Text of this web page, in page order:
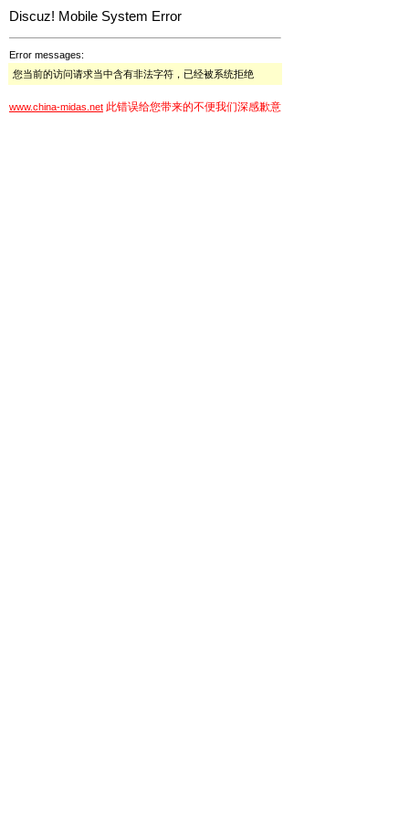
Discuz! Mobile System Error
Error messages:
您当前的访问请求当中含有非法字符，已经被系统拒绝
www.china-midas.net 此错误给您带来的不便我们深感歉意